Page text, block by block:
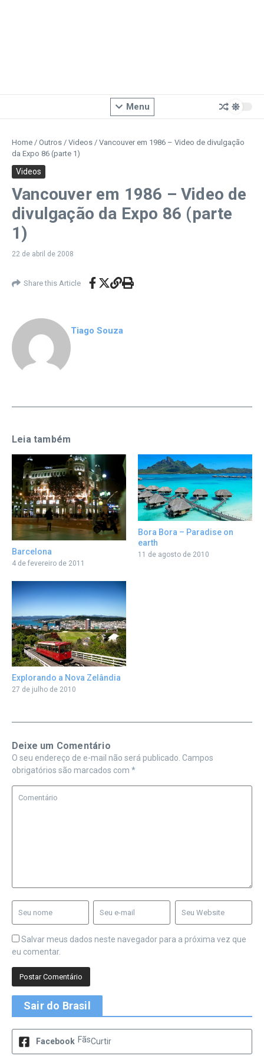
Menu
Home / Outros / Videos / Vancouver em 1986 – Video de divulgação
da Expo 86 (parte 1)
Videos
Vancouver em 1986 – Video de
divulgação da Expo 86 (parte
1)
22 de abril de 2008
Share this Article
Tiago Souza
Leia também
Barcelona
4 de fevereiro de 2011
Bora Bora – Paradise on
earth
11 de agosto de 2010
Explorando a Nova Zelândia
27 de julho de 2010
Deixe um Comentário
O seu endereço de e-mail não será publicado. Campos
obrigatórios são marcados com *
Salvar meus dados neste navegador para a próxima vez que
eu comentar.
Sair do Brasil
Facebook FãsCurtir